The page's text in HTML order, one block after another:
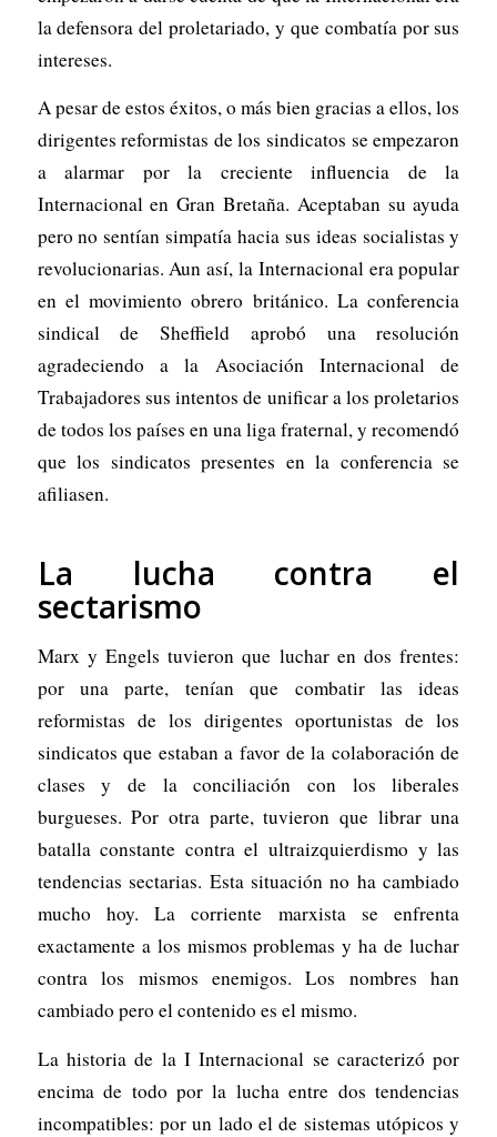
la defensora del proletariado, y que combatía por sus
intereses.
A pesar de estos éxitos, o más bien gracias a ellos, los
dirigentes reformistas de los sindicatos se empezaron
a alarmar por la creciente influencia de la
Internacional en Gran Bretaña. Aceptaban su ayuda
pero no sentían simpatía hacia sus ideas socialistas y
revolucionarias. Aun así, la Internacional era popular
en el movimiento obrero británico. La conferencia
sindical de Sheffield aprobó una resolución
agradeciendo a la Asociación Internacional de
Trabajadores sus intentos de unificar a los proletarios
de todos los países en una liga fraternal, y recomendó
que los sindicatos presentes en la conferencia se
afiliasen.
La lucha contra el
sectarismo
Marx y Engels tuvieron que luchar en dos frentes:
por una parte, tenían que combatir las ideas
reformistas de los dirigentes oportunistas de los
sindicatos que estaban a favor de la colaboración de
clases y de la conciliación con los liberales
burgueses. Por otra parte, tuvieron que librar una
batalla constante contra el ultraizquierdismo y las
tendencias sectarias. Esta situación no ha cambiado
mucho hoy. La corriente marxista se enfrenta
exactamente a los mismos problemas y ha de luchar
contra los mismos enemigos. Los nombres han
cambiado pero el contenido es el mismo.
La historia de la I Internacional se caracterizó por
encima de todo por la lucha entre dos tendencias
incompatibles: por un lado el de sistemas utópicos y